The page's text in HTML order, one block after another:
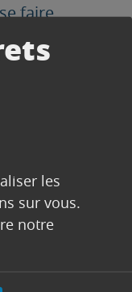
les
sur vous.
notre
faire
des
pour lutter
media/